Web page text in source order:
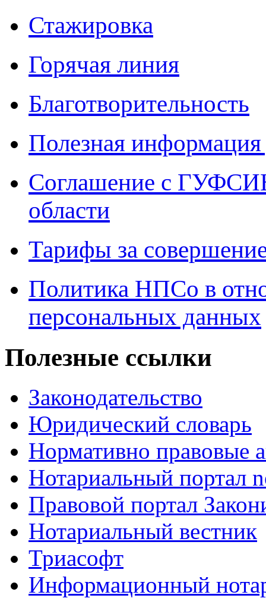
Стажировка
Горячая линия
Благотворительность
Полезная
Соглашение с
области
Тарифы за
Политика НПСо в
персональных данных
Полезные ссылки
Законодательство
Юридический словарь
Нормативно правовые
Нотариальный портал
Правовой портал
Нотариальный вестник
Триасофт
Информационный